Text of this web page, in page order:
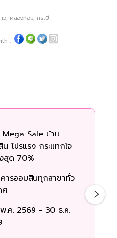
ว, คลองท่อม,กระบี่
:
Mega Sale บ้าน
โปรแรง กระแทกใจ
สุด 70%
ารออมสินทุกสาขาทั่ว
ศ
.ค. 2569 - 30 ธ.ค.